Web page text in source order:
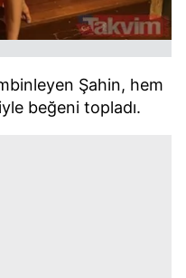
Şahin, hem
beğeni topladı.